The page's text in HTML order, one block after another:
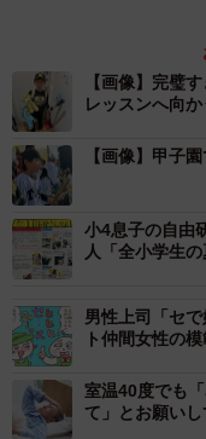
【画像】完璧
レッスンへ向
【画像】甲子
小4息子の自由
人「全小学生
男性上司「セ
ト仲間女性の
室温40度でも
て」とお願い